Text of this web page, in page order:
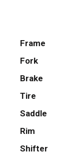
Frame
Fork
Brake
Tire
Saddle
Rim
Shifter